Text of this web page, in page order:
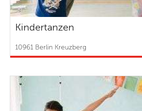
Kindertanzen
10961 Berlin Kreuzberg